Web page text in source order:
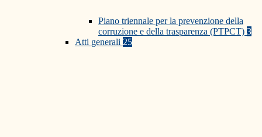
Piano triennale per la prevenzione della
corruzione e della trasparenza (PTPCT) 3
Atti generali 25